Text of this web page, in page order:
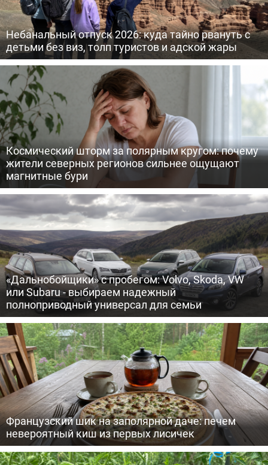
Небанальный отпуск 2026: куда тайно рвануть с
детьми без виз, толп туристов и адской жары
Космический шторм за полярным кругом: почему
жители северных регионов сильнее ощущают
магнитные бури
«Дальнобойщики» с пробегом: Volvo, Skoda, VW
или Subaru - выбираем надежный
полноприводный универсал для семьи
Французский шик на заполярной даче: печем
невероятный киш из первых лисичек